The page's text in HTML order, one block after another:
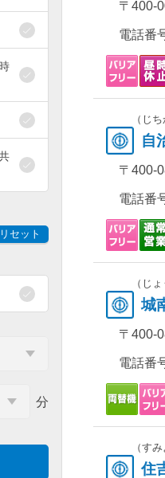
リセット
分
〒400-
電話番
（じ
自
〒400-
電話番
（じ
城
〒400-
電話番
（す
住